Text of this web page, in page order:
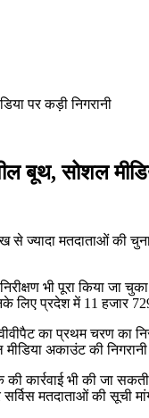
पर कड़ी निगरानी
बूथ, सोशल
मतदाताओं की
भी पूरा किया
लिए प्रदेश में 11 हजार
का प्रथम चरण का
अकाउंट की
भी की जा
मतदाताओं की सूची